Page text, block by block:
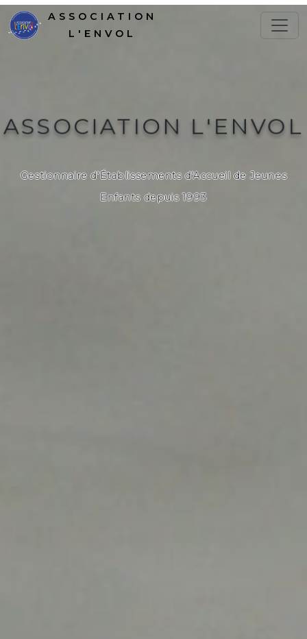
ASSOCIATION
L'ENVOL
ASSOCIATION L'ENVOL
Gestionnaire d'Établissements d'Accueil de Jeunes
Enfants depuis 1993